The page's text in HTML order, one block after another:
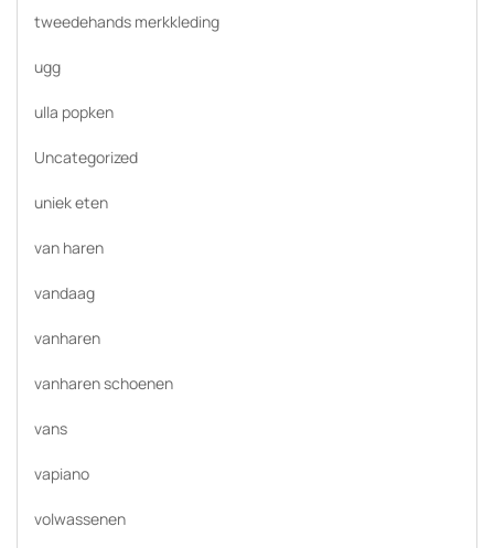
tweedehands merkkleding
ugg
ulla popken
Uncategorized
uniek eten
van haren
vandaag
vanharen
vanharen schoenen
vans
vapiano
volwassenen